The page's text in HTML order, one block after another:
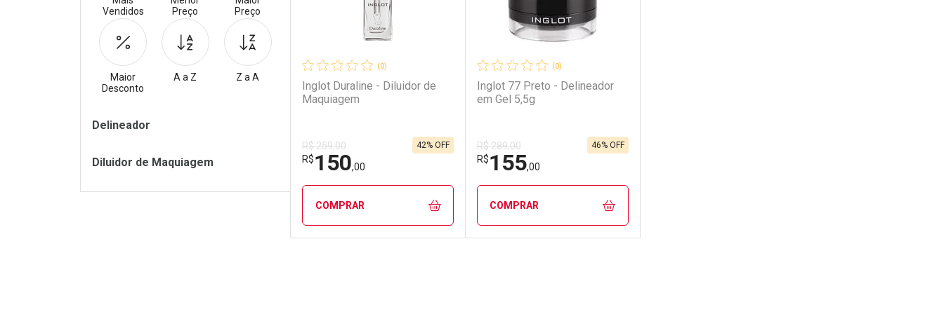
(0)
Inglot Duraline - Diluidor de
Maquiagem
R$ 259,00
R$150,00
42% OFF
COMPRAR
(0)
Inglot 77 Preto - Delineador
em Gel 5,5g
R$ 289,00
R$155,00
46% OFF
COMPRAR
Vendidos
Preço
Preço
Maior
Desconto
A a Z Z a A
Filtros
Delineador
Diluidor de Maquiagem